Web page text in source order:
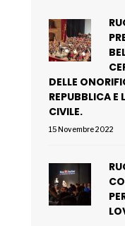
DELLE
REPUBBLICA E
CIVILE.
15 Novembre 2022